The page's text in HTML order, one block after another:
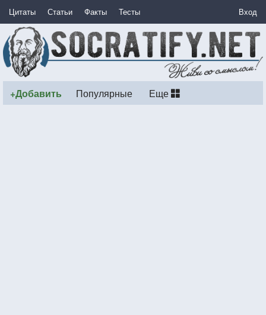
Цитаты Статьи Факты Тесты Вход
+Добавить Популярные Еще